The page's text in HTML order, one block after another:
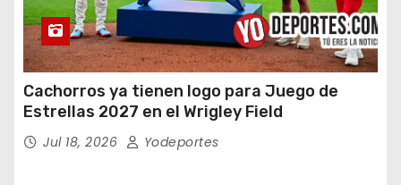
Cachorros ya tienen logo para Juego de
Estrellas 2027 en el Wrigley Field
Jul 18, 2026 Yodeportes